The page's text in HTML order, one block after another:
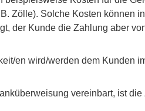
Zölle). Solche Kosten können
der Kunde die Zahlung aber
en wird/werden dem Kunden
vereinbart, ist